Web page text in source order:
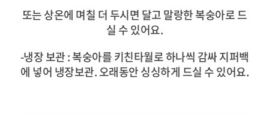
또는 상온에 며칠 더 두시면 달고 말랑한 복숭아로 드
실 수 있어요.
-냉장 보관 : 복숭아를 키친타월로 하나씩 감싸 지퍼백
에 넣어 냉장보관. 오래동안 싱싱하게 드실 수 있어요.